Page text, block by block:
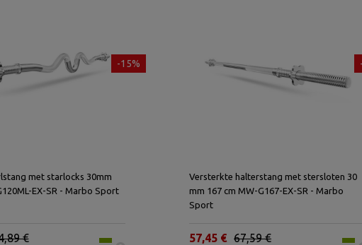
-15%
met starlocks 30mm
EX-SR - Marbo Sport
€
Versterkte halterstang met stersloten 30
mm 167 cm MW-G167-EX-SR - Marbo
Sport
67,59 €
57,45 €